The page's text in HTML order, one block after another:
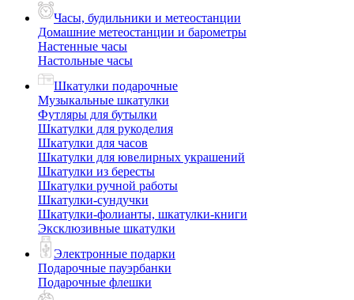
Часы, будильники и метеостанции
Домашние метеостанции и барометры
Настенные часы
Настольные часы
Шкатулки подарочные
Музыкальные шкатулки
Футляры для бутылки
Шкатулки для рукоделия
Шкатулки для часов
Шкатулки для ювелирных украшений
Шкатулки из бересты
Шкатулки ручной работы
Шкатулки-сундучки
Шкатулки-фолианты, шкатулки-книги
Эксклюзивные шкатулки
Электронные подарки
Подарочные пауэрбанки
Подарочные флешки